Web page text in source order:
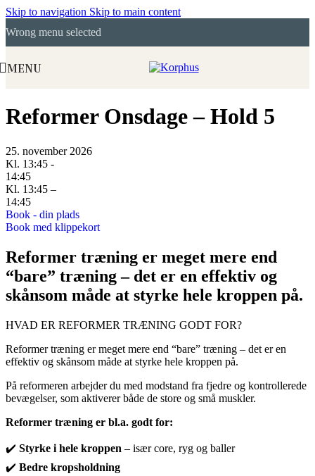
Skip to navigation Skip to main content
Wrong menu selected
MENU
Reformer Onsdage – Hold 5
25. november 2026
Kl. 13:45 -
14:45
Kl. 13:45 –
14:45
Book - din plads
Book med klippekort
Reformer træning er meget mere end
“bare” træning – det er en effektiv og
skånsom måde at styrke hele kroppen på.
HVAD ER REFORMER TRÆNING GODT FOR?
Reformer træning er meget mere end “bare” træning – det er en
effektiv og skånsom måde at styrke hele kroppen på.
På reformeren arbejder du med modstand fra fjedre og kontrollerede
bevægelser, som aktiverer både de store og små muskler.
Reformer træning er bl.a. godt for:
✔️ Styrke i hele kroppen – især core, ryg og baller
✔️ Bedre kropsholdning